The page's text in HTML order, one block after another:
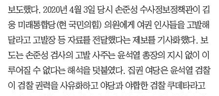
보도했다. 2020년 4월 3일 당시 손준성 수사정보정책관이 김
웅 미래통합당(현 국민의힘) 의원에게 여권 인사들을 고발해
달라고 고발장 등 자료를 전달했다는 제보를 기사화했다. 보
도는 손준성 검사의 고발 사주는 윤석열 총장의 지시 없이 이
루어질 수 없다는 해석을 덧붙였다. 집권 여당은 윤석열 검찰
이 검찰 권력을 사유화하고 야당과 야합한 검찰 쿠데타라고